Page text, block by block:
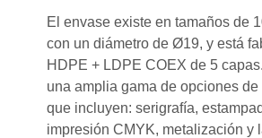
El envase existe en tamaños de
con un diámetro de Ø19, y está
HDPE + LDPE COEX de 5
una amplia gama de opciones de
que incluyen: serigrafía,
impresión CMYK, metalización y